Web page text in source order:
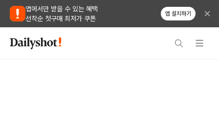
앱에서만 받을 수 있는 혜택
선착순 첫구매 최저가 쿠폰
앱 설치하기